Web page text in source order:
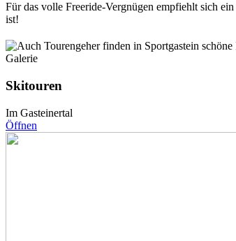
Für das volle Freeride-Vergnügen empfiehlt sich ein
ist!
Galerie
Skitouren
Im Gasteinertal
Öffnen